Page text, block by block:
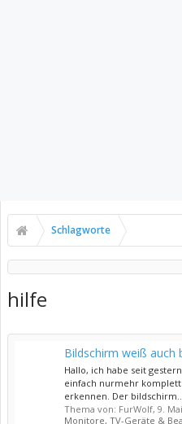
Schlagworte
hilfe
Bildschirm weiß auch
Hallo, ich habe seit
einfach nurmehr
erkennen. Der
Thema von: FurWolf, 9.
Monitore, TV-Geräte &